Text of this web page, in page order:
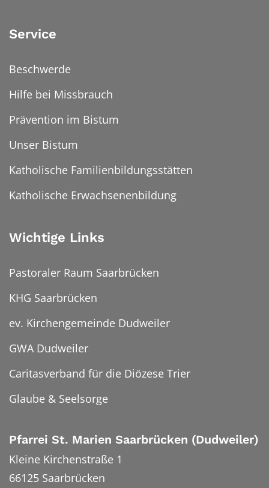
Service
Beschwerde
Hilfe bei Missbrauch
Prävention im Bistum
Unser Bistum
Katholische Familienbildungsstätten
Katholische Erwachsenenbildung
Wichtige Links
Pastoraler Raum Saarbrücken
KHG Saarbrücken
ev. Kirchengemeinde Dudweiler
GWA Dudweiler
Caritasverband für die Diözese Trier
Glaube & Seelsorge
Pfarrei St. Marien Saarbrücken (Dudweiler)
Kleine Kirchenstraße 1
66125 Saarbrücken